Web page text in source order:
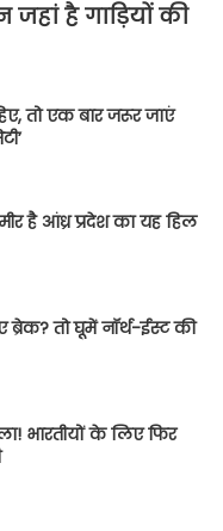
है गाड़ियों की
तो एक बार जरूर जाएं
है आंध्र प्रदेश का यह हिल
ब्रेक? तो घूमें नॉर्थ-ईस्ट की
भारतीयों के लिए फिर